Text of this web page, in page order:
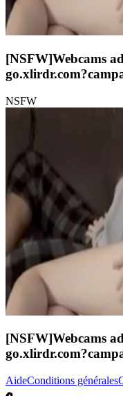
[NSFW]Webcams
NSFW
[NSFW]Webcams
AideConditions générales